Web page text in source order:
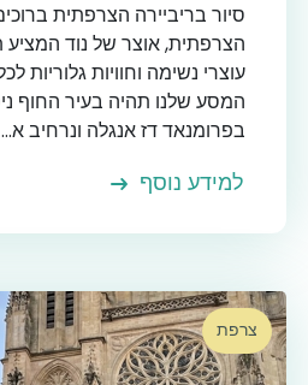
סיור בריביירה הצרפתית
הצרפתית, אוצר של נוד המציע
עוצרי נשימה וחוויות
המסע שלנו תהיה בעיר החוף
בפרומנאד דז אנגלה ונרחיב א...
למידע נוסף
צרפת